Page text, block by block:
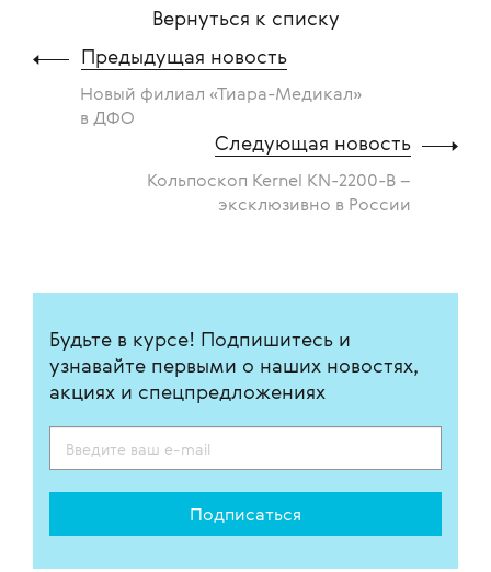
Вернуться к списку
Предыдущая новость
Новый филиал «Тиара-Медикал»
в ДФО
Следующая новость
Кольпоскоп Kernel KN-2200-B –
эксклюзивно в России
Будьте в курсе! Подпишитесь и
узнавайте первыми о наших новостях,
акциях и спецпредложениях
Подписаться